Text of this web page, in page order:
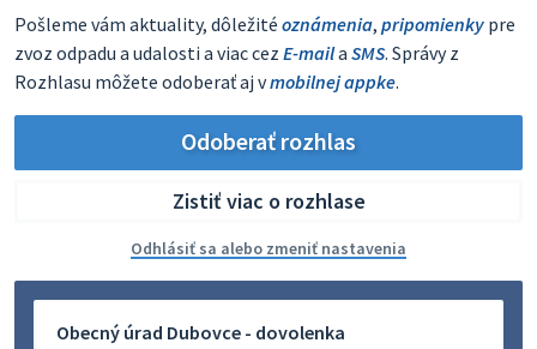
Pošleme vám aktuality, dôležité oznámenia, pripomienky pre
zvoz odpadu a udalosti a viac cez E-maila SMS. Správy z
Rozhlasu môžete odoberať aj vmobilnej appke.
Odoberať rozhlas
Zistiť viac o rozhlase
Odhlásiť sa alebo zmeniť nastavenia
Obecný úrad Dubovce - dovolenka